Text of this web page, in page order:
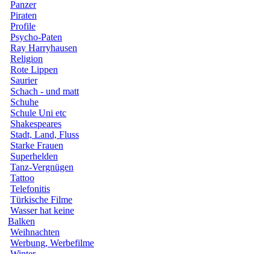
Panzer
Piraten
Profile
Psycho-Paten
Ray Harryhausen
Religion
Rote Lippen
Saurier
Schach - und matt
Schuhe
Schule Uni etc
Shakespeares
Stadt, Land, Fluss
Starke Frauen
Superhelden
Tanz-Vergnügen
Tattoo
Telefonitis
Türkische Filme
Wasser hat keine
Balken
Weihnachten
Werbung, Werbefilme